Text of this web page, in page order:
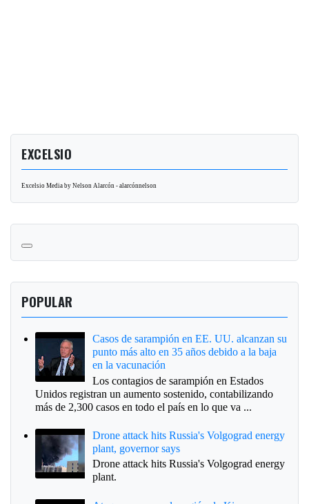
EXCELSIO
Excelsio Media by Nelson Alarcón - alarcónnelson
POPULAR
Casos de sarampión en EE. UU. alcanzan su
punto más alto en 35 años debido a la baja
en la vacunación
Los contagios de sarampión en Estados
Unidos registran un aumento sostenido, contabilizando
más de 2,300 casos en todo el país en lo que va ...
Drone attack hits Russia's Volgograd energy
plant, governor says
Drone attack hits Russia's Volgograd energy
plant.